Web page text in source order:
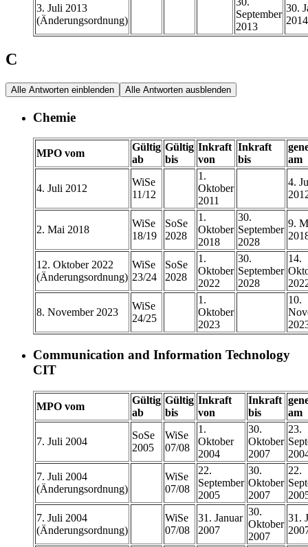
3. Juli 2013
(Änderungsordnung)
September
2013
30.
2014
C
Alle Antworten einblenden Alle Antworten ausblenden
Chemie
MPO vom
Gültig
ab
Gültig
bis
Inkraft
von
Inkraft
bis
am
4. Juli 2012
WiSe
11/12
1.
Oktober
2011
4.
2. Mai 2018
WiSe
18/19
SoSe
2028
1.
Oktober
2018
30.
September
2028
9.
12. Oktober 2022
(Änderungsordnung)
WiSe
23/24
SoSe
2028
1.
Oktober
2022
30.
September
2028
14.
8. November 2023
WiSe
24/25
1.
Oktober
2023
10.
Communication and Information Technology
CIT
MPO vom
Gültig
ab
Gültig
bis
Inkraft
von
Inkraft
bis
am
7. Juli 2004
SoSe
2005
WiSe
07/08
1.
Oktober
2004
30.
Oktober
2007
23.
7. Juli 2004
(Änderungsordnung)
WiSe
07/08
22.
September
2005
30.
Oktober
2007
22.
7. Juli 2004
(Änderungsordnung)
WiSe
07/08
31. Januar
2007
30.
Oktober
2007
31.